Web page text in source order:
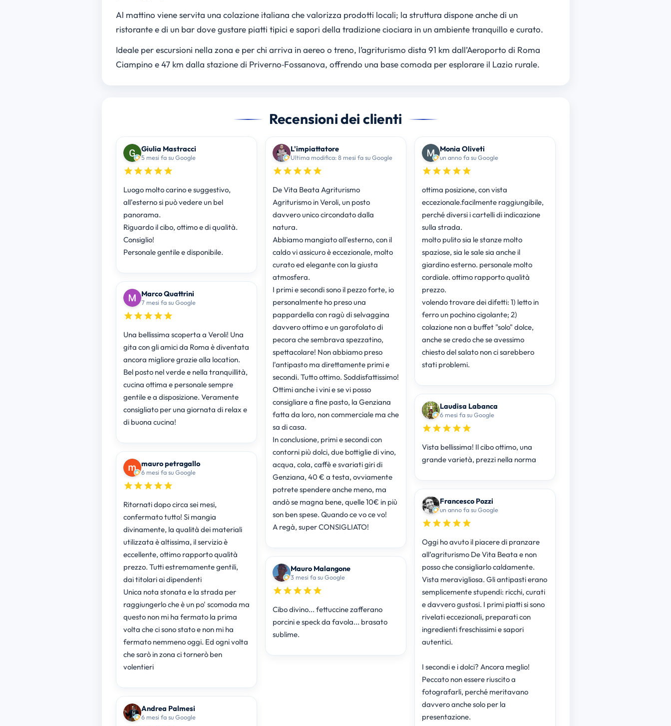
Al mattino viene servita una colazione italiana che valorizza prodotti locali; la struttura dispone anche di un
ristorante e di un bar dove gustare piatti tipici e sapori della tradizione ciociara in un ambiente tranquillo e curato.
Ideale per escursioni nella zona e per chi arriva in aereo o treno, l’agriturismo dista 91 km dall’Aeroporto di Roma
Ciampino e 47 km dalla stazione di Priverno‑Fossanova, offrendo una base comoda per esplorare il Lazio rurale.
Recensioni dei clienti
Giulia Mastracci
5 mesi fa su Google
Luogo molto carino e suggestivo,
all'esterno si può vedere un bel
panorama.
Riguardo il cibo, ottimo e di qualità.
Consiglio!
Personale gentile e disponibile.
Marco Quattrini
7 mesi fa su Google
Una bellissima scoperta a Veroli! Una
gita con gli amici da Roma è diventata
ancora migliore grazie alla location.
Bel posto nel verde e nella tranquillità,
cucina ottima e personale sempre
gentile e a disposizione. Veramente
consigliato per una giornata di relax e
di buona cucina!
mauro petragallo
6 mesi fa su Google
Ritornati dopo circa sei mesi,
confermato tutto! Si mangia
divinamente, la qualità dei materiali
utilizzata è altissima, il servizio è
eccellente, ottimo rapporto qualità
prezzo. Tutti estremamente gentili,
dai titolari ai dipendenti
Unica nota stonata e la strada per
raggiungerlo che è un po' scomoda ma
questo non mi ha fermato la prima
volta che ci sono stato e non mi ha
fermato nemmeno oggi. Ed ogni volta
che sarò in zona ci tornerò ben
volentieri
Andrea Palmesi
6 mesi fa su Google
L'impiattatore
Ultima modifica: 8 mesi fa su Google
De Vita Beata Agriturismo
Agriturismo in Veroli, un posto
davvero unico circondato dalla
natura.
Abbiamo mangiato all'esterno, con il
caldo vi assicuro è eccezionale, molto
curato ed elegante con la giusta
atmosfera.
I primi e secondi sono il pezzo forte, io
personalmente ho preso una
pappardella con ragù di selvaggina
davvero ottimo e un garofolato di
pecora che sembrava spezzatino,
spettacolare! Non abbiamo preso
l'antipasto ma direttamente primi e
secondi. Tutto ottimo. Soddisfattissimo!
Ottimi anche i vini e se vi posso
consigliare a fine pasto, la Genziana
fatta da loro, non commerciale ma che
sa di casa.
In conclusione, primi e secondi con
contorni più dolci, due bottiglie di vino,
acqua, cola, caffè e svariati giri di
Genziana, 40 € a testa, ovviamente
potrete spendere anche meno, ma
andò se magna bene, quelle 10€ in più
son ben spese. Quando ce vo ce vo!
A regà, super CONSIGLIATO!
Mauro Malangone
3 mesi fa su Google
Cibo divino... fettuccine zafferano
porcini e speck da favola... brasato
sublime.
Monia Oliveti
un anno fa su Google
ottima posizione, con vista
eccezionale.facilmente raggiungibile,
perché diversi i cartelli di indicazione
sulla strada.
molto pulito sia le stanze molto
spaziose, sia le sale sia anche il
giardino esterno. personale molto
cordiale. ottimo rapporto qualità
prezzo.
volendo trovare dei difetti: 1) letto in
ferro un pochino cigolante; 2)
colazione non a buffet "solo" dolce,
anche se credo che se avessimo
chiesto del salato non ci sarebbero
stati problemi.
Laudisa Labanca
6 mesi fa su Google
Vista bellissima! Il cibo ottimo, una
grande varietà, prezzi nella norma
Francesco Pozzi
un anno fa su Google
Oggi ho avuto il piacere di pranzare
all’agriturismo De Vita Beata e non
posso che consigliarlo caldamente.
Vista meravigliosa. Gli antipasti erano
semplicemente stupendi: ricchi, curati
e davvero gustosi. I primi piatti si sono
rivelati eccezionali, preparati con
ingredienti freschissimi e sapori
autentici.
I secondi e i dolci? Ancora meglio!
Peccato non essere riuscito a
fotografarli, perché meritavano
davvero anche solo per la
presentazione.